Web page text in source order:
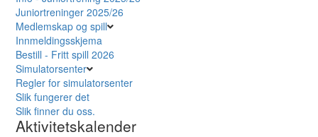
Juniortreninger 2025/26
Medlemskap og spill
Innmeldingsskjema
Bestill - Fritt spill 2026
Simulatorsenter
Regler for simulatorsenter
Slik fungerer det
Slik finner du oss.
Aktivitetskalender